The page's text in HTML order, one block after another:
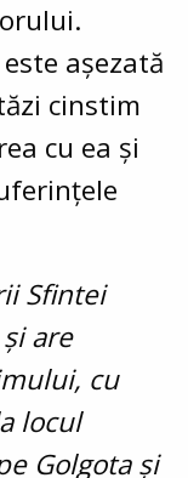
așezată
cinstim
cu ea și
Sfintei
are
cu
locul
Golgota și